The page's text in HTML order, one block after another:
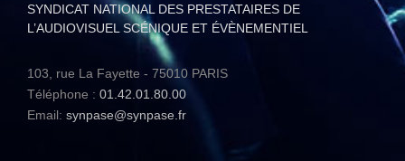
SYNDICAT NATIONAL DES PRESTATAIRES DE
L’AUDIOVISUEL SCÉNIQUE ET ÉVÈNEMENTIEL
103, rue La Fayette - 75010 PARIS
Téléphone : 01.42.01.80.00
Email: synpase@synpase.fr